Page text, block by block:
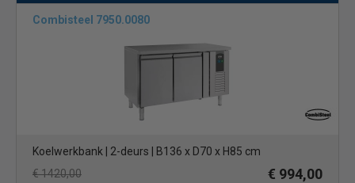
Combisteel 7950.0080
Koelwerkbank | 2-deurs | B136 x D70 x H85 cm
€ 1420,00
€ 994,00